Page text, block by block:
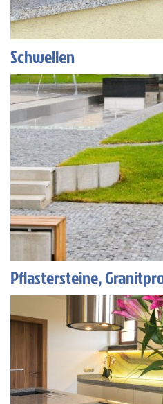
Schwellen
Pflastersteine,